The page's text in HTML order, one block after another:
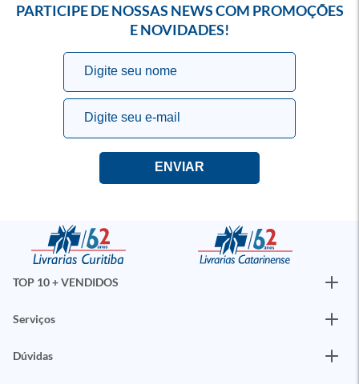
PARTICIPE DE NOSSAS NEWS COM PROMOÇÕES
E NOVIDADES!
TOP 10 + VENDIDOS
Serviços
Dúvidas